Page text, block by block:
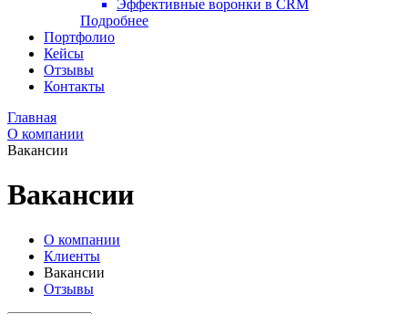
Эффективные воронки в CRM
Подробнее
Портфолио
Кейсы
Отзывы
Контакты
Главная
О компании
Вакансии
Вакансии
О компании
Клиенты
Вакансии
Отзывы